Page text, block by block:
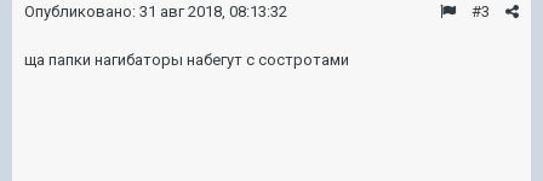
#3
Опубликовано: 31 авг 2018, 08:13:32
ща папки нагибаторы набегут с состротами